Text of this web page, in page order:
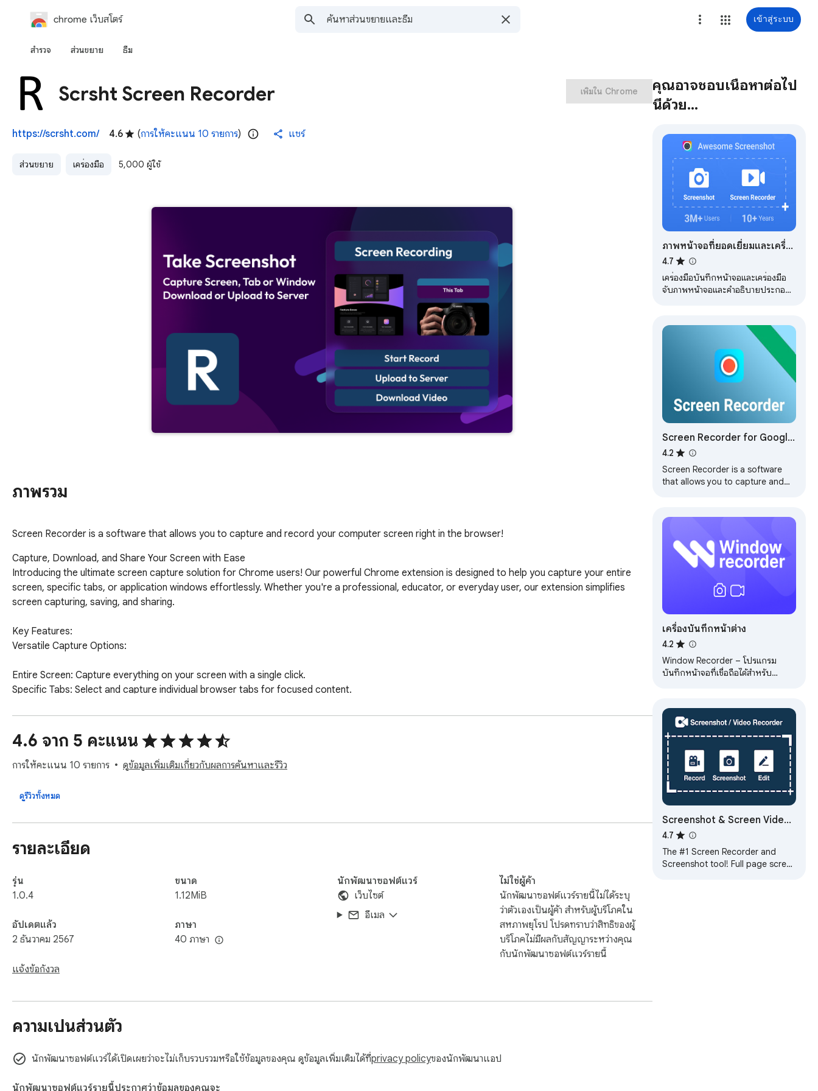
chrome เว็บสโตร์ เข้าสู่ระบบ
สำรวจ ส่วนขยาย ธีม
Scrsht Screen Recorder
https://scrsht.com/ 4.6 (การให้คะแนน 10 รายการ) แชร์
ส่วนขยาย เครื่องมือ 5,000 ผู้ใช้
เพิ่มใน Chrome
ภาพรวม
Screen Recorder is a software that allows you to capture and record your computer screen right in the browser!
Capture, Download, and Share Your Screen with Ease
Introducing the ultimate screen capture solution for Chrome users! Our powerful Chrome extension is designed to help you capture your entire
screen, specific tabs, or application windows effortlessly. Whether you're a professional, educator, or everyday user, our extension simplifies
screen capturing, saving, and sharing.
Key Features:
Versatile Capture Options:
Entire Screen: Capture everything on your screen with a single click.
Specific Tabs: Select and capture individual browser tabs for focused content.
Easy Download:
Save your captures directly to your computer in high-quality formats.
Choose between popular image formats like PNG and JPEG.
Seamless Upload and Share:
Upload to Server: Instantly upload your captures to our secure server.
Privacy and Security: Rest assured that your uploads are stored securely with robust privacy measures.
Convert your video captures from WEBM to MP4 for broader compatibility and easier sharing.
Use our built-in conversion tool to ensure your videos can be viewed on any device or platform.
User-Friendly Interface:
Quick Access: Easily access capture options from the extension icon in your browser toolbar.
Annotations and Markers: Add annotations, highlights, and markers to your captures for clearer communication.
Customizable Settings: Adjust capture settings to fit your specific needs, including resolution and format options.
4.6 จาก 5 คะแนน
การให้คะแนน 10 รายการ ดูข้อมูลเพิ่มเติมเกี่ยวกับผลการค้นหาและรีวิว
ดูรีวิวทั้งหมด
รายละเอียด
รุ่น
1.0.4
อัปเดตแล้ว
2 ธันวาคม 2567
แจ้งข้อกังวล
ขนาด
1.12MiB
ภาษา
40 ภาษา
นักพัฒนาซอฟต์แวร์
เว็บไซต์
อีเมล
ไม่ใช่ผู้ค้า
นักพัฒนาซอฟต์แวร์รายนี้ไม่ได้ระบุ
ว่าตัวเองเป็นผู้ค้า สำหรับผู้บริโภคใน
สหภาพยุโรป โปรดทราบว่าสิทธิของผู้
บริโภคไม่มีผลกับสัญญาระหว่างคุณ
กับนักพัฒนาซอฟต์แวร์รายนี้
ความเป็นส่วนตัว
นักพัฒนาซอฟต์แวร์ได้เปิดเผยว่าจะไม่เก็บรวบรวมหรือใช้ข้อมูลของคุณ ดูข้อมูลเพิ่มเติมได้ที่privacy policyของนักพัฒนาแอป
นักพัฒนาซอฟต์แวร์รายนี้ประกาศว่าข้อมูลของคุณจะ
คุณอาจชอบเนื้อหาต่อไป
นี้ด้วย…
ภาพหน้าจอที่ยอดเยี่ยมและเครื่อง
บันทึกหน้าจอ
4.7
เครื่องมือบันทึกหน้าจอและเครื่องมือ
จับภาพหน้าจอและคำอธิบายประกอบ
Screen Recorder for Google
Chrome™
4.2
Screen Recorder is a software
that allows you to capture and
เครื่องบันทึกหน้าต่าง
4.2
Window Recorder – โปรแกรม
บันทึกหน้าจอที่เชื่อถือได้สำหรับ
Screenshot & Screen Video
Record by Screeny
4.7
The #1 Screen Recorder and
Screenshot tool! Full page screen